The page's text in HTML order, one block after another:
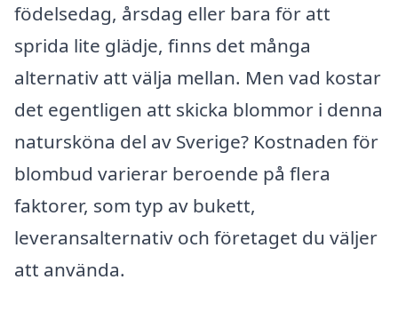
födelsedag, årsdag eller bara för att
sprida lite glädje, finns det många
alternativ att välja mellan. Men vad kostar
det egentligen att skicka blommor i denna
natursköna del av Sverige? Kostnaden för
blombud varierar beroende på flera
faktorer, som typ av bukett,
leveransalternativ och företaget du väljer
att använda.